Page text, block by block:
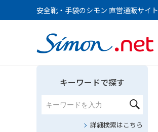
安全靴・手袋のシモン 直営通販サイト
キーワードで探す
詳細検索はこちら